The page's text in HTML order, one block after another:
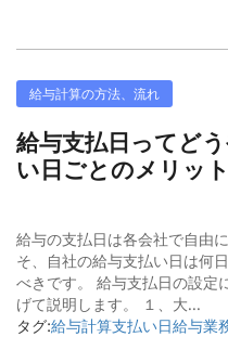
給与計算の方法、流れ
給与支払日ってど
い日ごとのメリッ
給与の支払日は各会社で自由
そ、自社の給与支払い日は何
べきです。 給与支払日の設定
げて説明します。 １、大...
タグ:給与計算支払い日給与業